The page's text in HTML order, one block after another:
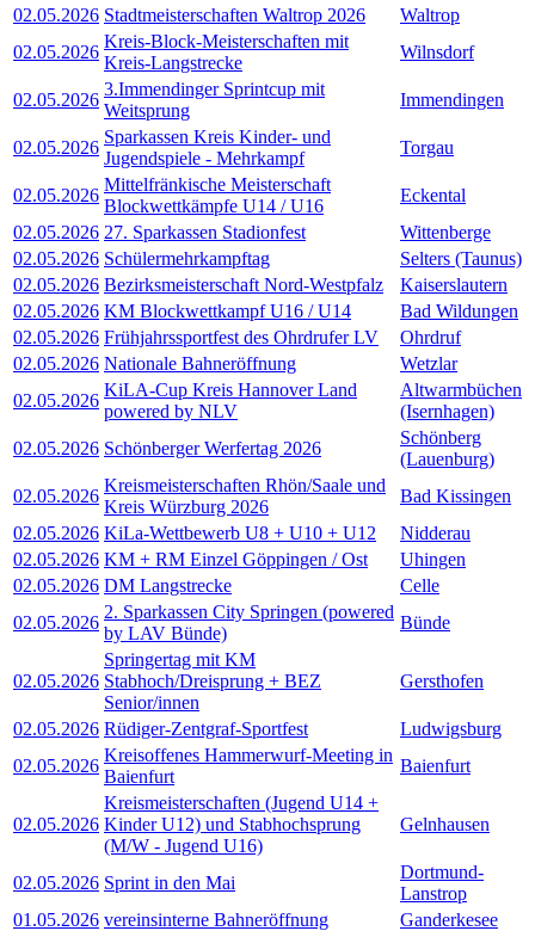
02.05.2026 Stadtmeisterschaften Waltrop 2026
Waltrop
02.05.2026
Kreis-Block-Meisterschaften mit
Kreis-Langstrecke
Wilnsdorf
02.05.2026
3.Immendinger Sprintcup mit
Weitsprung
Immendingen
02.05.2026
Sparkassen Kreis Kinder- und
Jugendspiele - Mehrkampf
Torgau
02.05.2026
Mittelfränkische Meisterschaft
Blockwettkämpfe U14 / U16
Eckental
02.05.2026 27. Sparkassen Stadionfest
Wittenberge
02.05.2026 Schülermehrkampftag
Selters (Taunus)
02.05.2026 Bezirksmeisterschaft Nord-Westpfalz
Kaiserslautern
02.05.2026 KM Blockwettkampf U16 / U14
Bad Wildungen
02.05.2026 Frühjahrssportfest des Ohrdrufer LV
Ohrdruf
02.05.2026 Nationale Bahneröffnung
Wetzlar
02.05.2026
KiLA-Cup Kreis Hannover Land
powered by NLV
Altwarmbüchen
(Isernhagen)
02.05.2026 Schönberger Werfertag 2026
Schönberg
(Lauenburg)
02.05.2026
Kreismeisterschaften Rhön/Saale und
Kreis Würzburg 2026
Bad Kissingen
02.05.2026 KiLa-Wettbewerb U8 + U10 + U12
Nidderau
02.05.2026 KM + RM Einzel Göppingen / Ost
Uhingen
02.05.2026 DM Langstrecke
Celle
02.05.2026
2. Sparkassen City Springen (powered
by LAV Bünde)
Bünde
02.05.2026
Springertag mit KM
Stabhoch/Dreisprung + BEZ
Senior/innen
Gersthofen
02.05.2026 Rüdiger-Zentgraf-Sportfest
Ludwigsburg
02.05.2026
Kreisoffenes Hammerwurf-Meeting in
Baienfurt
Baienfurt
02.05.2026
Kreismeisterschaften (Jugend U14 +
Kinder U12) und Stabhochsprung
(M/W - Jugend U16)
Gelnhausen
02.05.2026 Sprint in den Mai
Dortmund-
Lanstrop
01.05.2026 vereinsinterne Bahneröffnung
Ganderkesee